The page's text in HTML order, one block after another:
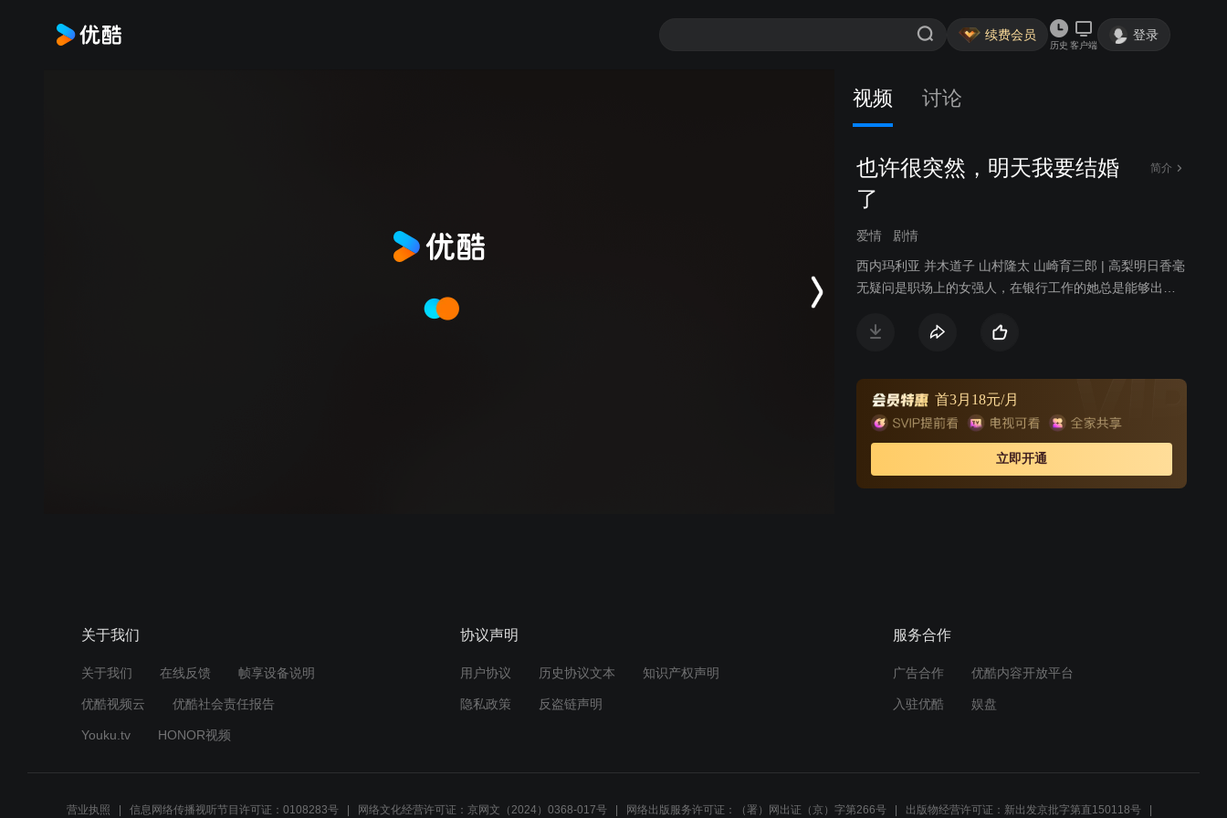
续费会员
历史 客户端
登录
视频 讨论
也许很突然，明天我要结婚
了
简介
爱情 剧情
西内玛利亚 并木道子 山村隆太 山崎育三郎 | 高梨明日香毫
无疑问是职场上的女强人，在银行工作的她总是能够出色
的白领一族。但在内心深处，明日香的梦想却是辞职结婚
为了能够早日实现梦想，明日香决定去相亲。某日，明日
香邂逅了名为波龙的男子，波龙是一位人气极高的男主
播，样貌英俊谈吐优雅的他无疑是明日香心目中的理想对
象，但糟糕的是，波龙是一个彻头彻尾的不婚主义者。面
对这块完美但难啃的“硬骨头”，明日香是该打持久战还是选
首3月18元/月
立即开通
帅哥太过分了，为了另外一
关于我们
关于我们 在线反馈 帧享设备说明
优酷视频云 优酷社会责任报告
Youku.tv HONOR视频
协议声明
用户协议 历史协议文本 知识产权声明
隐私政策 反盗链声明
服务合作
广告合作 优酷内容开放平台
入驻优酷 娱盘
营业执照 信息网络传播视听节目许可证：0108283号 网络文化经营许可证：京网文（2024）0368-017号 网络出版服务许可证：（署）网出证（京）字第266号 出版物经营许可证：新出发京批字第直150118号